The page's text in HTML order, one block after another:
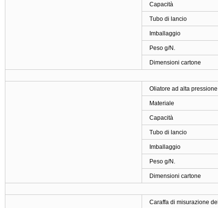
Capacità
Tubo di lancio
Imballaggio
Peso g/N.
Dimensioni cartone
Oliatore ad alta
Materiale
Capacità
Tubo di lancio
Imballaggio
Peso g/N.
Dimensioni cartone
Caraffa di misurazione